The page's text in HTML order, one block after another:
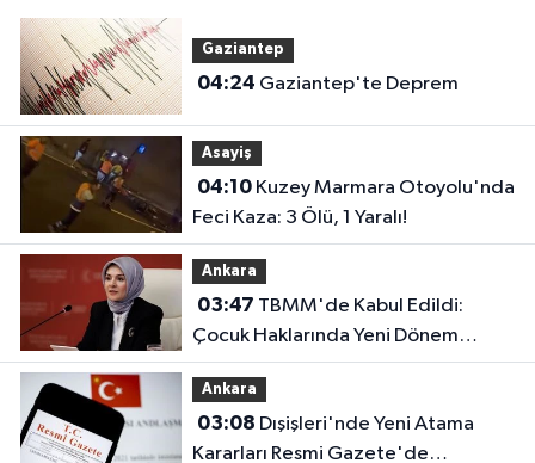
Gaziantep
04:24 Gaziantep'te Deprem
Asayiş
04:10Kuzey Marmara Otoyolu'nda
Feci Kaza: 3 Ölü, 1 Yaralı!
Ankara
03:47
Çocuk Haklarında Yeni Dönem
Başlıyor!
Ankara
03:08
Kararları Resmi Gazete'de